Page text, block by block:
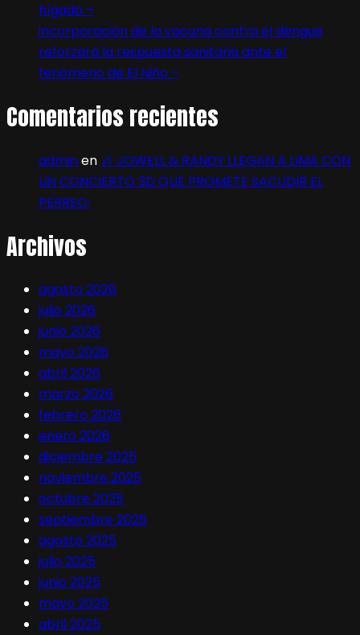
hígado –
incorporación de la vacuna contra el dengue
reforzará la respuesta sanitaria ante el
fenómeno de El Niño –
Comentarios recientes
adminen 🎶 JOWELL & RANDY LLEGAN A LIMA CON
UN CONCIERTO 3D QUE PROMETE SACUDIR EL
PERREO:
Archivos
agosto 2026
julio 2026
junio 2026
mayo 2026
abril 2026
marzo 2026
febrero 2026
enero 2026
diciembre 2025
noviembre 2025
octubre 2025
septiembre 2025
agosto 2025
julio 2025
junio 2025
mayo 2025
abril 2025